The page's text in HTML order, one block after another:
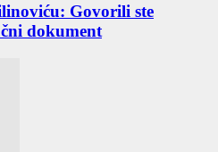
Govorili ste
dokument